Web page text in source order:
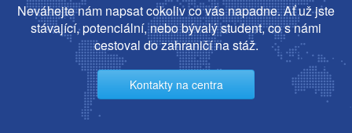
Neváhejte nám napsat cokoliv co vás napadne. Ať už jste
stávající, potenciální, nebo bývalý student, co s námi
cestoval do zahraničí na stáž.
Kontakty na centra